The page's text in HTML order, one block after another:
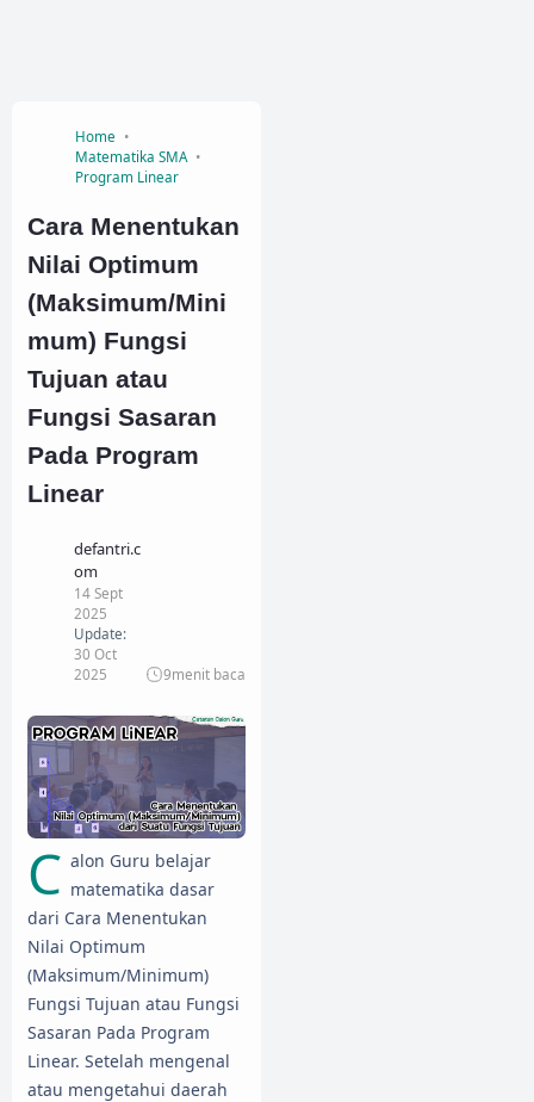
Home
Matematika SMA
Program Linear
Cara Menentukan
Nilai Optimum
(Maksimum/Mini
mum) Fungsi
Tujuan atau
Fungsi Sasaran
Pada Program
Linear
defantri.c
om
14 Sept
2025
Update:
30 Oct
2025
9menit baca
C alon Guru belajar
matematika dasar
dari Cara Menentukan
Nilai Optimum
(Maksimum/Minimum)
Fungsi Tujuan atau Fungsi
Sasaran Pada Program
Linear. Setelah mengenal
atau mengetahui daerah